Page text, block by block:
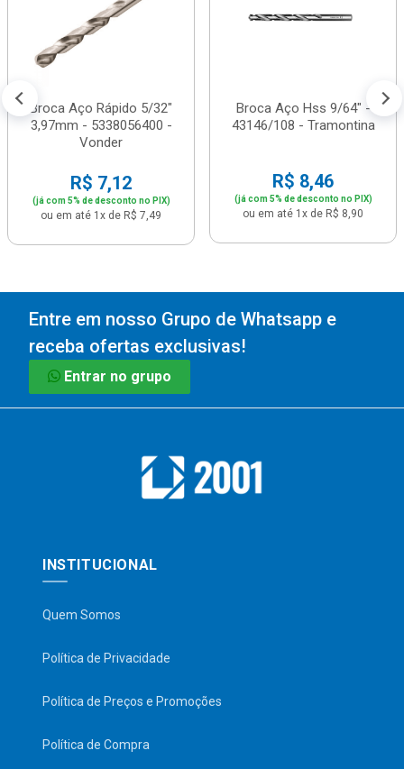
Broca Aço Rápido 5/32"
3,97mm - 5338056400 -
Vonder
R$ 7,12
(já com 5% de desconto no PIX)
ou em até 1x de R$ 7,49
Broca Aço Hss 9/64" -
43146/108 - Tramontina
R$ 8,46
(já com 5% de desconto no PIX)
ou em até 1x de R$ 8,90
Entre em nosso Grupo de Whatsapp e
receba ofertas exclusivas!
Entrar no grupo
INSTITUCIONAL
Quem Somos
Política de Privacidade
Política de Preços e Promoções
Política de Compra